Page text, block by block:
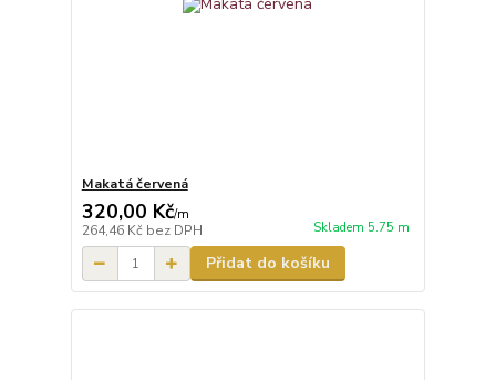
Makatá červená
320,00 Kč/m
264,46 Kč bez DPH Skladem 5.75 m
Přidat do košíku